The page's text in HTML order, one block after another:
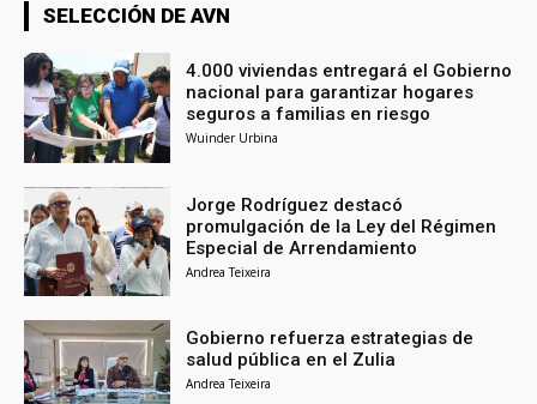
SELECCIÓN DE AVN
4.000 viviendas entregará el Gobierno
nacional para garantizar hogares
seguros a familias en riesgo
Wuinder Urbina
Jorge Rodríguez destacó
promulgación de la Ley del Régimen
Especial de Arrendamiento
Andrea Teixeira
Gobierno refuerza estrategias de
salud pública en el Zulia
Andrea Teixeira